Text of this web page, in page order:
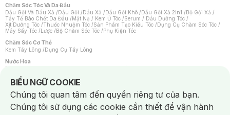
Chăm Sóc Tóc Và Da Đầu
Dầu Gội Và Dầu Xả /Dầu Gội /Dầu Xả /Dầu Gội Khô /Dầu Gội Xả 2in1 /Bộ Gội Xả /
Tẩy Tế Bào Chết Da Đầu /Mặt Nạ / Kem Ủ Tóc /Serum / Dầu Dưỡng Tóc /
Xịt Dưỡng Tóc /Thuốc Nhuộm Tóc /Sản Phẩm Tạo Kiểu Tóc /Dụng Cụ Chăm Sóc Tóc /
Máy Sấy Tóc /Lược /Bộ Chăm Sóc Tóc /Phụ Kiện Tóc
Chăm Sóc Cơ Thể
Kem Tẩy Lông /Dụng Cụ Tẩy Lông
Nước Hoa
Nước Hoa Nữ
Chăm Sóc Cá Nhân
Chống Muỗi /Khẩu Trang /Máy Massage/Mặt Nạ Xông Hơi /Nước Rửa Tay/
Sản Phẩm Chăm Sóc Khác /Bàn Chải Đánh Răng /Bàn Chải Điện/
Hỗ Trợ Trắng Răng/Kem Đánh Răng /Máy Tăm Nước/ Nước Súc Miệng/
Tăm / Chỉ Nha Khoa/ Xịt Thơm Miệng / Dung Dịch Vệ Sinh/Dưỡng Vùng Kín/
BIỂU NGỮ COOKIE
Notice about cookies usage
Chúng tôi quan tâm đến quyền riêng tư của bạn.
Chúng tôi sử dụng các cookie cần thiết để vận hành